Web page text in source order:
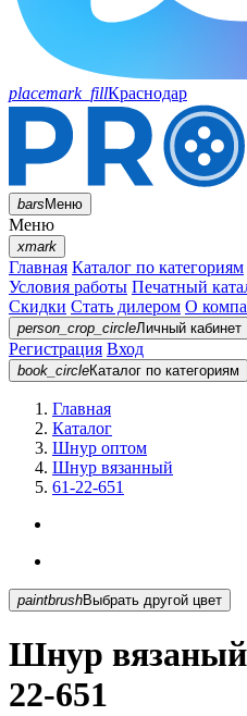
placemark_fillКраснодар
barsМеню
Меню
xmark
Главная Каталог по категориям
Условия работы Печатный
Скидки Стать дилером О
person_crop_circleЛичный кабинет
Регистрация Вход
book_circleКаталог по категориям
Главная
Каталог
Шнур оптом
Шнур вязанный
61-22-651
paintbrush Выбрать другой цвет
Шнур
22-651